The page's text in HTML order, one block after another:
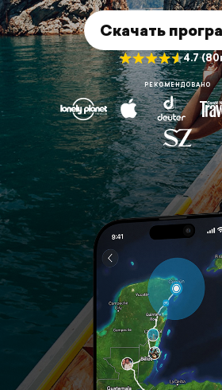
Скачать
4.7
РЕКОМЕНДОВАНО